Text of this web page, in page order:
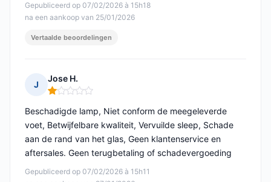
Gepubliceerd op 07/02/2026 à 15h18
na een aankoop van 25/01/2026
Vertaalde beoordelingen
J
Jose H.
Opmerking: 1 van 5
Gepubliceerd op 07/02/2026 à 15h11
Beschadigde lamp, Niet conform de meegeleverde
voet, Betwijfelbare kwaliteit, Vervuilde sleep, Schade
aan de rand van het glas, Geen klantenservice en
aftersales. Geen terugbetaling of schadevergoeding